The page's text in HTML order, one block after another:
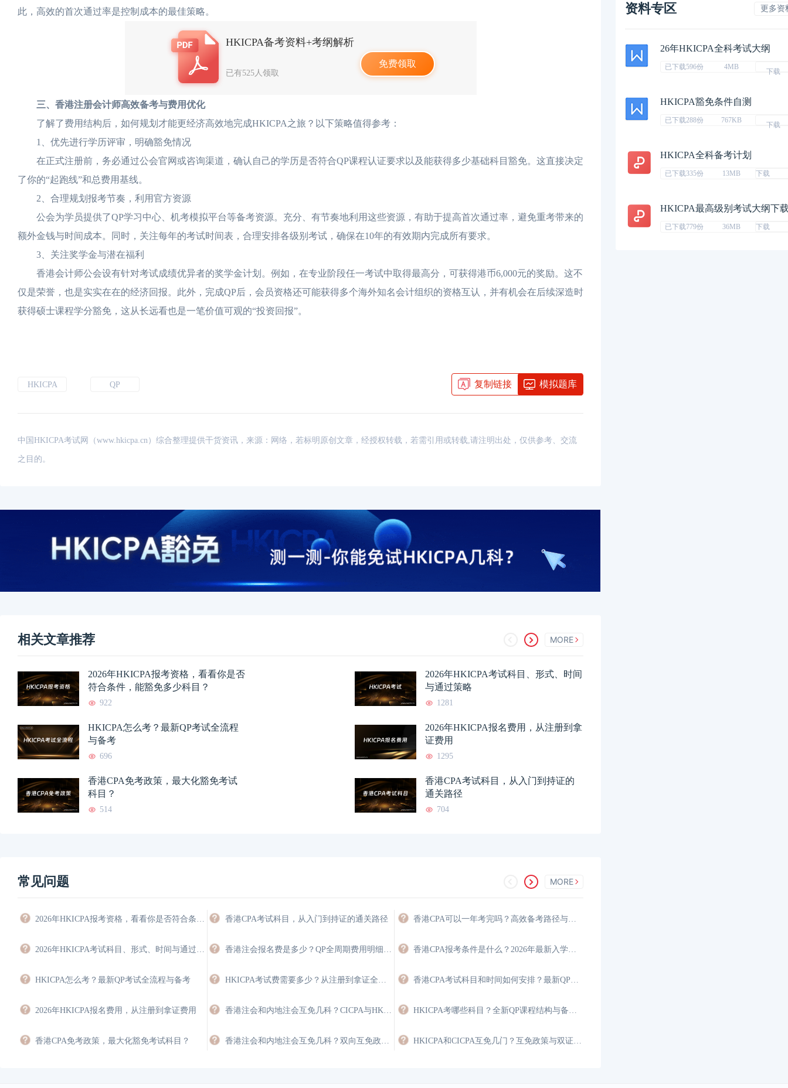
此，高效的首次通过率是控制成本的最佳策略。
HKICPA备考资料+考纲解析
已有525人领取
免费领取
三、香港注册会计师高效备考与费用优化
了解了费用结构后，如何规划才能更经济高效地完成HKICPA之旅？以下策略值得参考：
1、优先进行学历评审，明确豁免情况
在正式注册前，务必通过公会官网或咨询渠道，确认自己的学历是否符合QP课程认证要求以及能获得多少基础科目豁免。这直接决定
了你的“起跑线”和总费用基线。
2、合理规划报考节奏，利用官方资源
公会为学员提供了QP学习中心、机考模拟平台等备考资源。充分、有节奏地利用这些资源，有助于提高首次通过率，避免重考带来的
额外金钱与时间成本。同时，关注每年的考试时间表，合理安排各级别考试，确保在10年的有效期内完成所有要求。
3、关注奖学金与潜在福利
香港会计师公会设有针对考试成绩优异者的奖学金计划。例如，在专业阶段任一考试中取得最高分，可获得港币6,000元的奖励。这不
仅是荣誉，也是实实在在的经济回报。此外，完成QP后，会员资格还可能获得多个海外知名会计组织的资格互认，并有机会在后续深造时
获得硕士课程学分豁免，这从长远看也是一笔价值可观的“投资回报”。
HKICPA QP 复制链接 模拟题库
中国HKICPA考试网（www.hkicpa.cn）综合整理提供干货资讯，来源：网络，若标明原创文章，经授权转载，若需引用或转载,请注明出处，仅供参考、交流
之目的。
相关文章推荐 MORE
2026年HKICPA报考资格，看看你是否
符合条件，能豁免多少科目？
922
2026年HKICPA考试科目、形式、时间
与通过策略
1281
HKICPA怎么考？最新QP考试全流程
与备考
696
2026年HKICPA报名费用，从注册到拿
证费用
1295
香港CPA免考政策，最大化豁免考试
科目？
514
香港CPA考试科目，从入门到持证的
通关路径
704
常见问题 MORE
HKICPA怎么考？最新QP考试全流程与备考
2026年HKICPA报名费用，从注册到拿证费用
香港CPA免考政策，最大化豁免考试科目？
香港CPA考试科目，从入门到持证的通关路径
资料专区 更多资
26年HKICPA全科考试大纲
已下载596份 4MB
下载
HKICPA豁免条件自测
已下载288份 767KB
下载
HKICPA全科备考计划
已下载335份 13MB 下载
HKICPA最高级别考试大纲下
已下载779份 36MB 下载